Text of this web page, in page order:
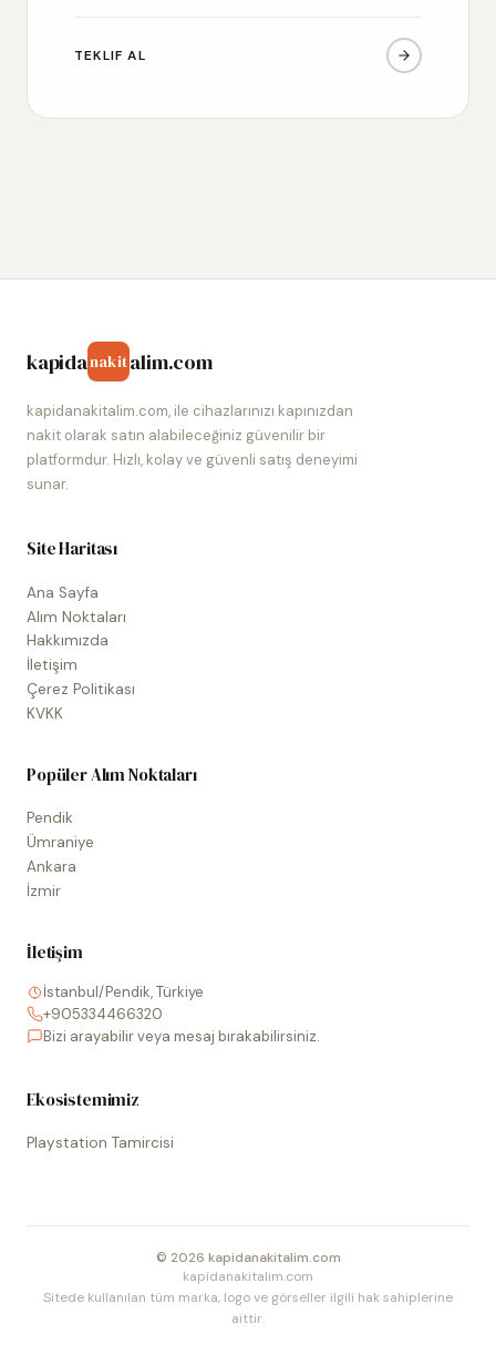
TEKLIF AL
kapidanakitalim.com
kapidanakitalim.com, ile cihazlarınızı kapınızdan
nakit olarak satın alabileceğiniz güvenilir bir
platformdur. Hızlı, kolay ve güvenli satış deneyimi
sunar.
Site Haritası
Ana Sayfa
Alım Noktaları
Hakkımızda
İletişim
Çerez Politikası
KVKK
Popüler Alım Noktaları
Pendik
Ümraniye
Ankara
İzmir
İletişim
İstanbul/Pendik, Türkiye
+905334466320
Bizi arayabilir veya mesaj bırakabilirsiniz.
Ekosistemimiz
Playstation Tamircisi
© 2026 kapidanakitalim.com
kapidanakitalim.com
Sitede kullanılan tüm marka, logo ve görseller ilgili hak sahiplerine
aittir.